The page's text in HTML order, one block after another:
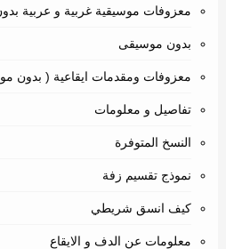
معزوفات موسيقية غربية و عربية
بدون موسيقى
معزوفات ومقدمات ايقاعية ( بدون
تفاصيل و معلومات
النسخ المتوفرة
نموذج تقسيم زفة
كيف انسق شريطي
معلومات عن الدف و الايقاع